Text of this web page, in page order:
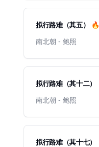
拟行路难（其五） 🔥
南北朝 - 鲍照
拟行路难（其十二）
南北朝 - 鲍照
拟行路难（其十七）